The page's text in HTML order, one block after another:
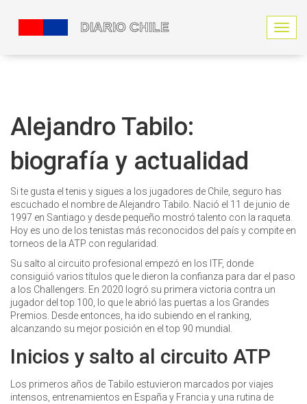
N
a
a
l
a
a
Alejandro Tabilo:
biografía y actualidad
Si te gusta el tenis y sigues a los jugadores de Chile, seguro has
escuchado el nombre de Alejandro Tabilo. Nació el 11 de junio de
1997 en Santiago y desde pequeño mostró talento con la raqueta.
Hoy es uno de los tenistas más reconocidos del país y compite en
torneos de la ATP con regularidad.
Su salto al circuito profesional empezó en los ITF, donde
consiguió varios títulos que le dieron la confianza para dar el paso
a los Challengers. En 2020 logró su primera victoria contra un
jugador del top 100, lo que le abrió las puertas a los Grandes
Premios. Desde entonces, ha ido subiendo en el ranking,
alcanzando su mejor posición en el top 90 mundial.
Inicios y salto al circuito ATP
Los primeros años de Tabilo estuvieron marcados por viajes
intensos, entrenamientos en España y Francia y una rutina de